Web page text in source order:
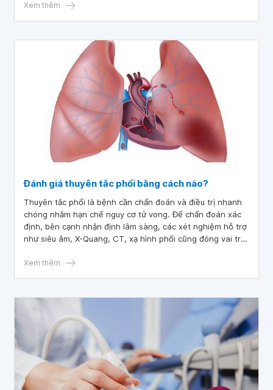
Xem thêm
Đánh giá thuyên tắc phổi bằng cách nào?
Thuyên tắc phổi là bệnh cần chẩn đoán và điều trị nhanh
chóng nhằm hạn chế nguy cơ tử vong. Để chẩn đoán xác
định, bên cạnh nhận định lâm sàng, các xét nghiệm hỗ trợ
như siêu âm, X-Quang, CT, xạ hình phổi cũng đóng vai trò
Xem thêm